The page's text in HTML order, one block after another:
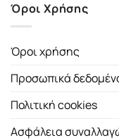
Όροι Χρήσης
Όροι χρήσης
Προσωπικά
Πολιτική cookies
Ασφάλεια